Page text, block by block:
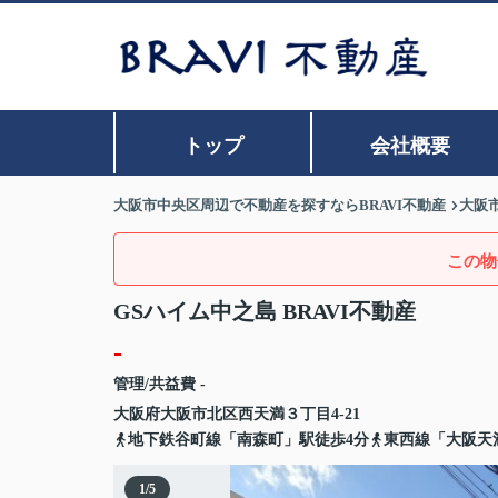
トップ 会社概要
大阪市中央区周辺で不動産を探すならBRAVI不動産 大阪
この
GSハイム中之島 BRAVI不動産
-
管理/共益費 -
大阪府大阪市北区西天満 ３丁目4-21
地下鉄谷町線「南森町」駅徒歩4分
東西線「大阪天
1/5